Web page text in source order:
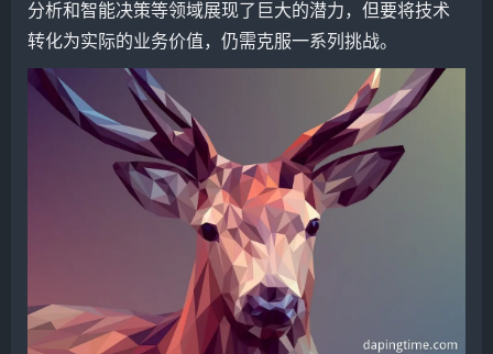
分析和智能决策等领域展现了巨大的潜力，但要将技术
转化为实际的业务价值，仍需克服一系列挑战。